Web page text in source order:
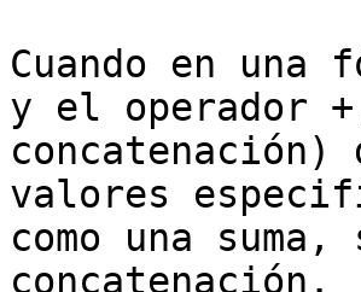
Cuando en una
y el operador
valores
como una
concatenación.